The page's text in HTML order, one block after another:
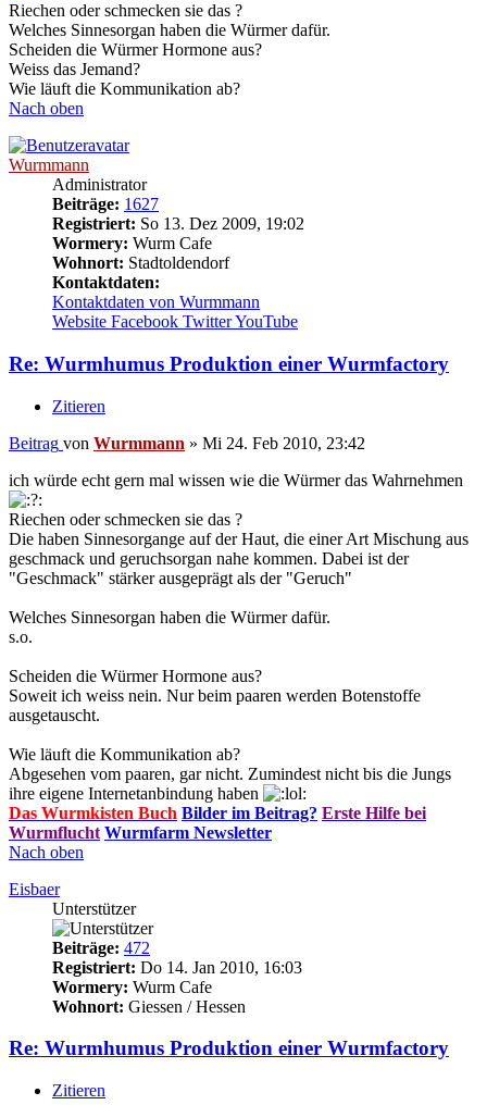
Riechen oder schmecken sie das ?
Welches Sinnesorgan haben die Würmer dafür.
Scheiden die Würmer Hormone aus?
Weiss das Jemand?
Wie läuft die Kommunikation ab?
Nach oben
Wurmmann
Administrator
Beiträge: 1627
Registriert: So 13. Dez 2009, 19:02
Wormery: Wurm Cafe
Wohnort: Stadtoldendorf
Kontaktdaten:
Kontaktdaten von Wurmmann
Website Facebook TwitterYouTube
Re: Wurmhumus Produktion einer Wurmfactory
Zitieren
Beitrag von Wurmmann » Mi 24. Feb 2010, 23:42
ich würde echt gern mal wissen wie die Würmer das Wahrnehmen
Riechen oder schmecken sie das ?
Die haben Sinnesorgange auf der Haut, die einer Art Mischung aus
geschmack und geruchsorgan nahe kommen. Dabei ist der
"Geschmack" stärker ausgeprägt als der "Geruch"
Welches Sinnesorgan haben die Würmer dafür.
s.o.
Scheiden die Würmer Hormone aus?
Soweit ich weiss nein. Nur beim paaren werden Botenstoffe
ausgetauscht.
Wie läuft die Kommunikation ab?
Abgesehen vom paaren, gar nicht. Zumindest nicht bis die Jungs
ihre eigene Internetanbindung haben
Das Wurmkisten Buch Bilder im Beitrag? Erste Hilfe bei
Wurmflucht Wurmfarm Newsletter
Nach oben
Eisbaer
Unterstützer
Beiträge: 472
Registriert: Do 14. Jan 2010, 16:03
Wormery: Wurm Cafe
Wohnort: Giessen / Hessen
Re: Wurmhumus Produktion einer Wurmfactory
Zitieren